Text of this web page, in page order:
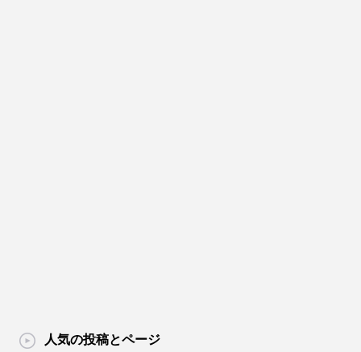
人気の投稿とページ